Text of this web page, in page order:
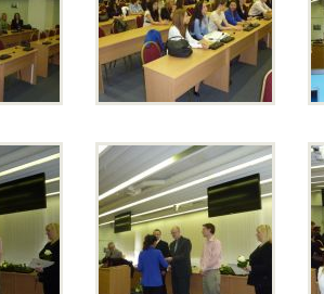
rada
sbor
a kariérní poradkyně
prevence
PPP